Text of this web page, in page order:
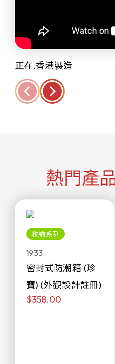
正在.香港製造
熱門產
收納系列
1933
密封式防潮箱 (珍
寶) (外觀設計註冊)
$358.00